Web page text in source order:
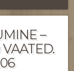
–